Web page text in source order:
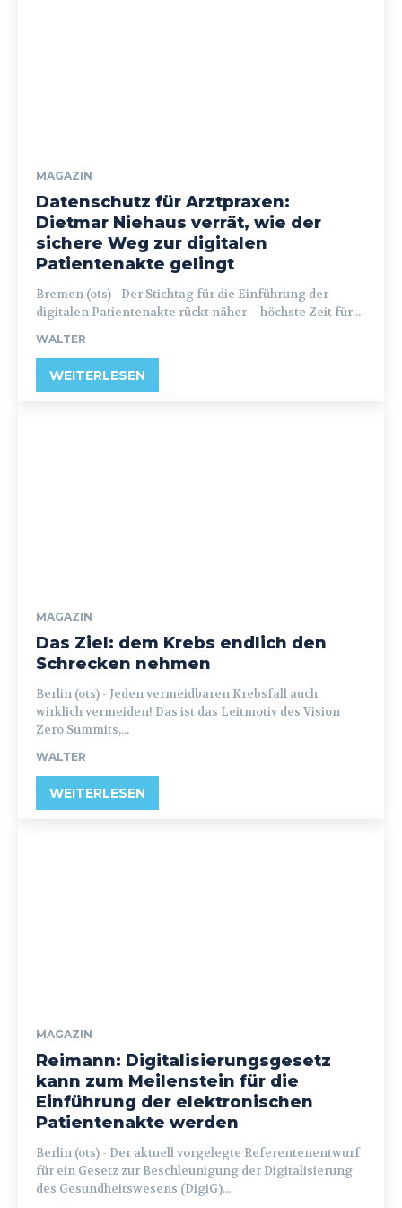
MAGAZIN
Datenschutz für Arztpraxen:
Dietmar Niehaus verrät, wie der
sichere Weg zur digitalen
Patientenakte gelingt
Bremen (ots) - Der Stichtag für die Einführung der
digitalen Patientenakte rückt näher – höchste Zeit für...
WALTER
WEITERLESEN
MAGAZIN
Das Ziel: dem Krebs endlich den
Schrecken nehmen
Berlin (ots) - Jeden vermeidbaren Krebsfall auch
wirklich vermeiden! Das ist das Leitmotiv des Vision
Zero Summits,...
WALTER
WEITERLESEN
MAGAZIN
Reimann: Digitalisierungsgesetz
kann zum Meilenstein für die
Einführung der elektronischen
Patientenakte werden
Berlin (ots) - Der aktuell vorgelegte Referentenentwurf
für ein Gesetz zur Beschleunigung der Digitalisierung
des Gesundheitswesens (DigiG)...